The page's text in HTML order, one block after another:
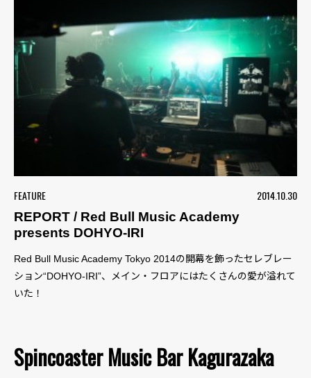
FEATURE
2014.10.30
REPORT / Red Bull Music Academy
presents DOHYO-IRI
Red Bull Music Academy Tokyo 2014の開幕を飾ったセレブレー
ション“DOHYO-IRI”、メイン・フロアにはたくさんの愛が溢れて
いた！
Spincoaster Music Bar Kagurazaka